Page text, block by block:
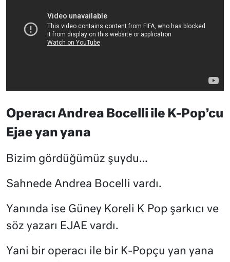
Operacı Andrea Bocelli ile K-Pop’cu
Ejae yan yana
Bizim gördüğümüz şuydu…
Sahnede Andrea Bocelli vardı.
Yanında ise Güney Koreli K Pop şarkıcı ve
söz yazarı EJAE vardı.
Yani bir operacı ile bir K-Popçu yan yana